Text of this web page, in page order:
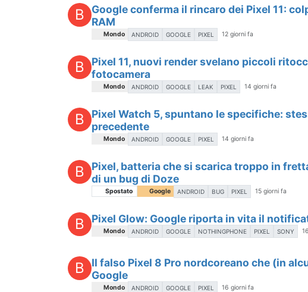
B
Google conferma il rincaro dei Pixel 11:
RAM
Mondo ANDROID GOOGLE PIXEL 12 giorni fa
B
Pixel 11, nuovi render svelano piccoli
fotocamera
Mondo ANDROID GOOGLE LEAK PIXEL 14 giorni fa
B
Pixel Watch 5, spuntano le specifiche:
precedente
Mondo ANDROID GOOGLE PIXEL 14 giorni fa
B
Pixel, batteria che si scarica troppo in
di un bug di Doze
Spostato Google ANDROID BUG PIXEL 15 giorni fa
B Pixel Glow: Google riporta in vita il
Mondo ANDROID GOOGLE NOTHINGPHONE PIXEL SONY
B
Il falso Pixel 8 Pro nordcoreano che (in
Google
Mondo ANDROID GOOGLE PIXEL 16 giorni fa